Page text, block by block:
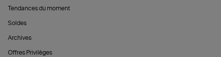
Tendances du moment
Soldes
Archives
Offres Privilèges